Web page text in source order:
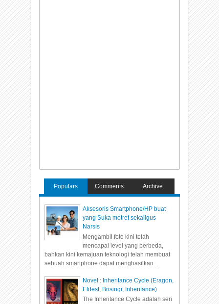
Populars Comments Archive
Aksesoris Smartphone/HP buat
yang Suka motret sekaligus
Narsis
Mengambil foto kini telah
mencapai level yang berbeda,
bahkan kini kemajuan teknologi telah membuat
sebuah smartphone dapat menghasilkan...
Novel : Inheritance Cycle (Eragon,
Eldest, Brisingr, Inheritance)
The Inheritance Cycle adalah seri